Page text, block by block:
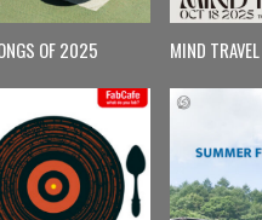
OF 2025 MIND TRAVEL